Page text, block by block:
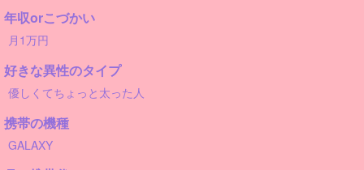
年収orこづかい
月1万円
好きな異性のタイプ
優しくてちょっと太った人
携帯の機種
GALAXY